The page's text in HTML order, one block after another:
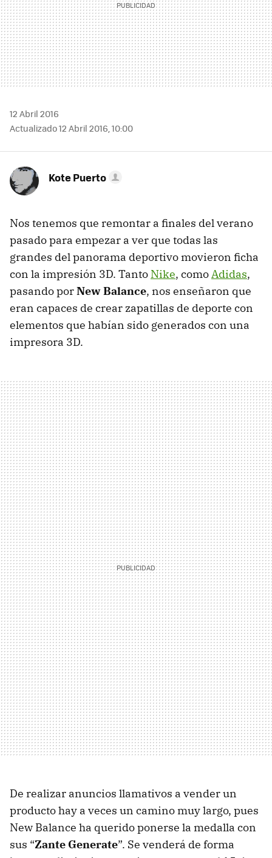
12 Abril 2016
Actualizado 12 Abril 2016, 10:00
Kote Puerto
Nos tenemos que remontar a finales del verano
pasado para empezar a ver que todas las
grandes del panorama deportivo movieron ficha
con la impresión 3D. Tanto Nike, comoAdidas,
pasando porNew Balance, nos enseñaron que
eran capaces de crear zapatillas de deporte con
elementos que habían sido generados con una
impresora 3D.
De realizar anuncios llamativos a vender un
producto hay a veces un camino muy largo, pues
New Balance ha querido ponerse la medalla con
sus “Zante Generate”. Se venderá de forma